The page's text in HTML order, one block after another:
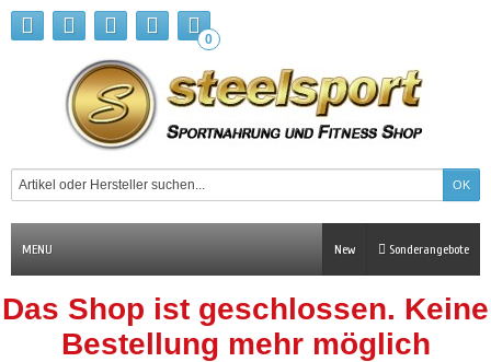
0
MENU Sonderangebote
New
Das Shop ist geschlossen. Keine
Bestellung mehr möglich